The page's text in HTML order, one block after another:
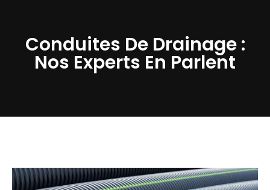
Conduites De Drainage :
Nos Experts En Parlent